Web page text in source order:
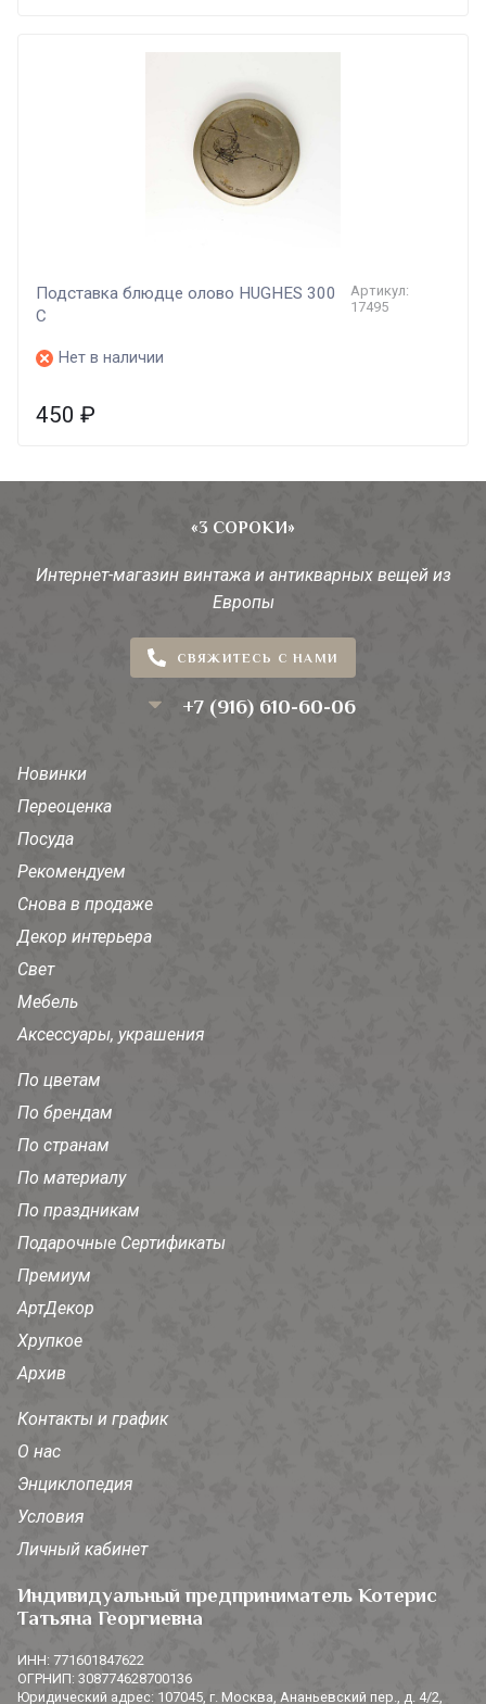
Подставка блюдце олово HUGHES 300
C
Артикул:
17495
Нет в наличии
450 ₽
«3 СОРОКИ»
Интернет-магазин винтажа и антикварных вещей из
Европы
СВЯЖИТЕСЬ С НАМИ
+7 (916) 610-60-06
Новинки
Переоценка
Посуда
Рекомендуем
Снова в продаже
Декор интерьера
Свет
Мебель
Аксессуары, украшения
По цветам
По брендам
По странам
По материалу
По праздникам
Подарочные Сертификаты
Премиум
АртДекор
Хрупкое
Архив
Контакты и график
О нас
Энциклопедия
Условия
Личный кабинет
Индивидуальный предприниматель Котерис
Татьяна Георгиевна
ИНН: 771601847622
ОГРНИП: 308774628700136
Юридический адрес: 107045, г. Москва, Ананьевский пер., д. 4/2,